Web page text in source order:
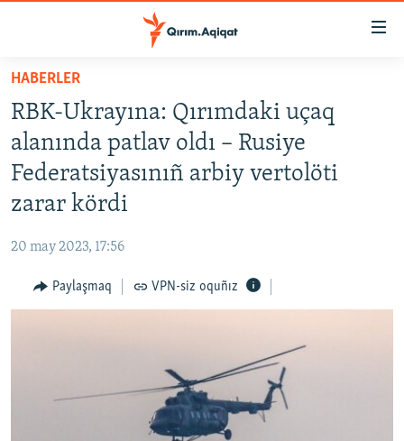
Esas
qaytmaq
Baş
navigatsiyağa
qaytmaq
Qıdıruvğa
HABERLER
SİYASET
İQTİSADİYAT
CEMİYET
İNSAN AQLARI
VİDEO
HABERLER
RBK-Ukrayına: Qırımdaki uçaq
alanında patlav oldı – Rusiye
Federatsiyasınıñ arbiy vertolöti
zarar kördi
20 may 2023, 17:56
Paylaşmaq VPN-siz oquñız